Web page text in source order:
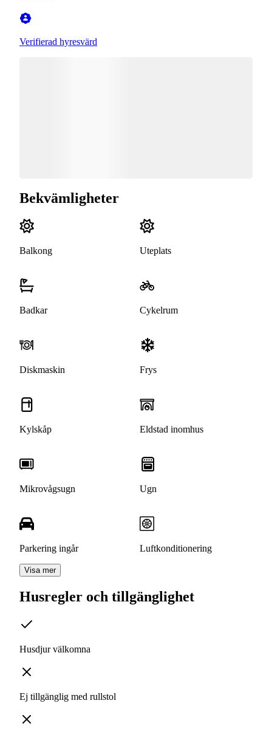
Verifierad hyresvärd
Bekvämligheter
Balkong Uteplats
Badkar Cykelrum
Diskmaskin Frys
Kylskåp Eldstad inomhus
Mikrovågsugn Ugn
Parkering ingår Luftkonditionering
Visa mer
Husregler och tillgänglighet
Husdjur välkomna
Ej tillgänglig med rullstol